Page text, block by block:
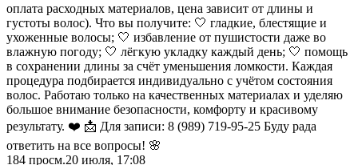
оплата расходных материалов, цена зависит от длины и
густоты волос). Что вы получите: 🤍 гладкие, блестящие и
ухоженные волосы; 🤍 избавление от пушистости даже во
влажную погоду; 🤍 лёгкую укладку каждый день; 🤍 помощь
в сохранении длины за счёт уменьшения ломкости. Каждая
процедура подбирается индивидуально с учётом состояния
волос. Работаю только на качественных материалах и уделяю
большое внимание безопасности, комфорту и красивому
результату. ❤️ 📩 Для записи: 8 (989) 719-95-25 Буду рада
ответить на все вопросы! 🌸
184 просм.20 июля, 17:08